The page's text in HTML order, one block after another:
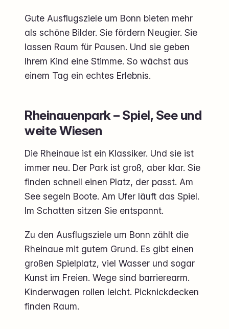
Gute Ausflugsziele um Bonn bieten mehr
als schöne Bilder. Sie fördern Neugier. Sie
lassen Raum für Pausen. Und sie geben
Ihrem Kind eine Stimme. So wächst aus
einem Tag ein echtes Erlebnis.
Rheinauenpark – Spiel, See und
weite Wiesen
Die Rheinaue ist ein Klassiker. Und sie ist
immer neu. Der Park ist groß, aber klar. Sie
finden schnell einen Platz, der passt. Am
See segeln Boote. Am Ufer läuft das Spiel.
Im Schatten sitzen Sie entspannt.
Zu den Ausflugsziele um Bonn zählt die
Rheinaue mit gutem Grund. Es gibt einen
großen Spielplatz, viel Wasser und sogar
Kunst im Freien. Wege sind barrierearm.
Kinderwagen rollen leicht. Picknickdecken
finden Raum.